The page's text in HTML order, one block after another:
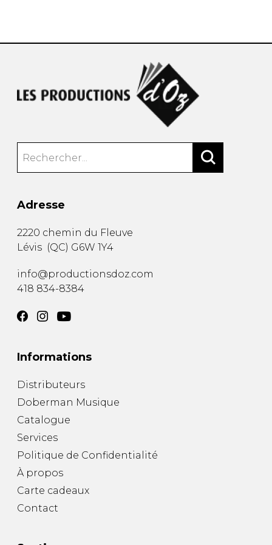
Adresse
2220 chemin du Fleuve
Lévis (QC) G6W 1Y4
info@productionsdoz.com
418 834-8384
Informations
Distributeurs
Doberman Musique
Catalogue
Services
Politique de Confidentialité
À propos
Carte cadeaux
Contact